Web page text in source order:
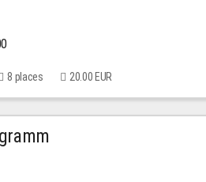
8 places 20.00 EUR